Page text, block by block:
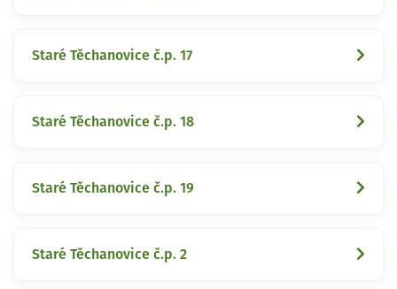
Staré Těchanovice č.p. 17
Staré Těchanovice č.p. 18
Staré Těchanovice č.p. 19
Staré Těchanovice č.p. 2